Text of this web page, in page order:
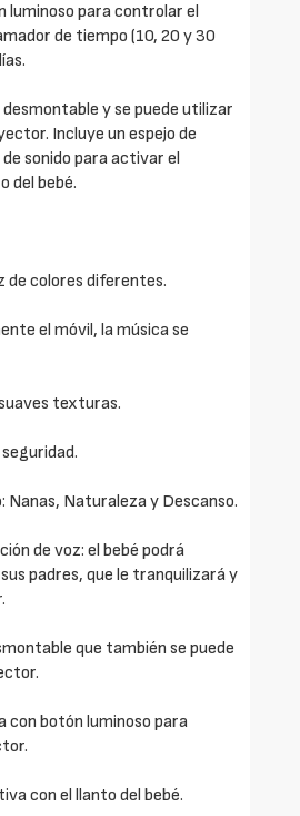
luminoso para controlar el
de tiempo (10, 20 y 30
desmontable y se puede utilizar
Incluye un espejo de
sonido para activar el
del bebé.
de colores diferentes.
el móvil, la música se
texturas.
Nanas, Naturaleza y Descanso.
de voz: el bebé podrá
padres, que le tranquilizará y
que también se puede
con botón luminoso para
con el llanto del bebé.